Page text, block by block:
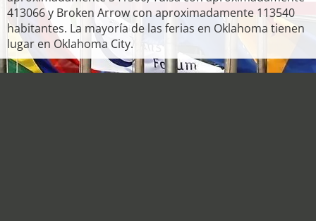
413066 y Broken Arrow con aproximadamente 113540
habitantes. La mayoría de las ferias en Oklahoma tienen
lugar en Oklahoma City.